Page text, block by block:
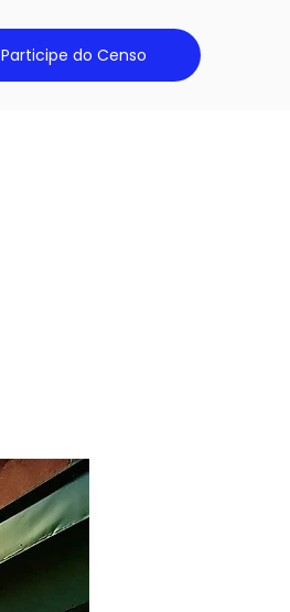
Participe do Censo